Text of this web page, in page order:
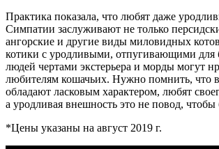
Практика показала, что любят даже
Симпатии заслуживают не только
ангорские и другие виды миловидных
котики с уродливыми, отпугивающими для
людей чертами экстерьера и морды могут
любителям кошачьих. Нужно помнить, что
обладают ласковым характером, любят
а уродливая внешность это не повод, чтобы
*Цены указаны на август 2019 г.